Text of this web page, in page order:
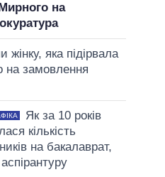
на
жінку, яка підірвала
на замовлення
Як за 10 років
кількість
на бакалаврат,